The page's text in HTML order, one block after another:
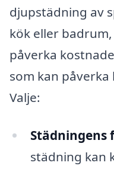
djupstädning av
kök eller
påverka
som kan
Valje:
Städningens
städning kan